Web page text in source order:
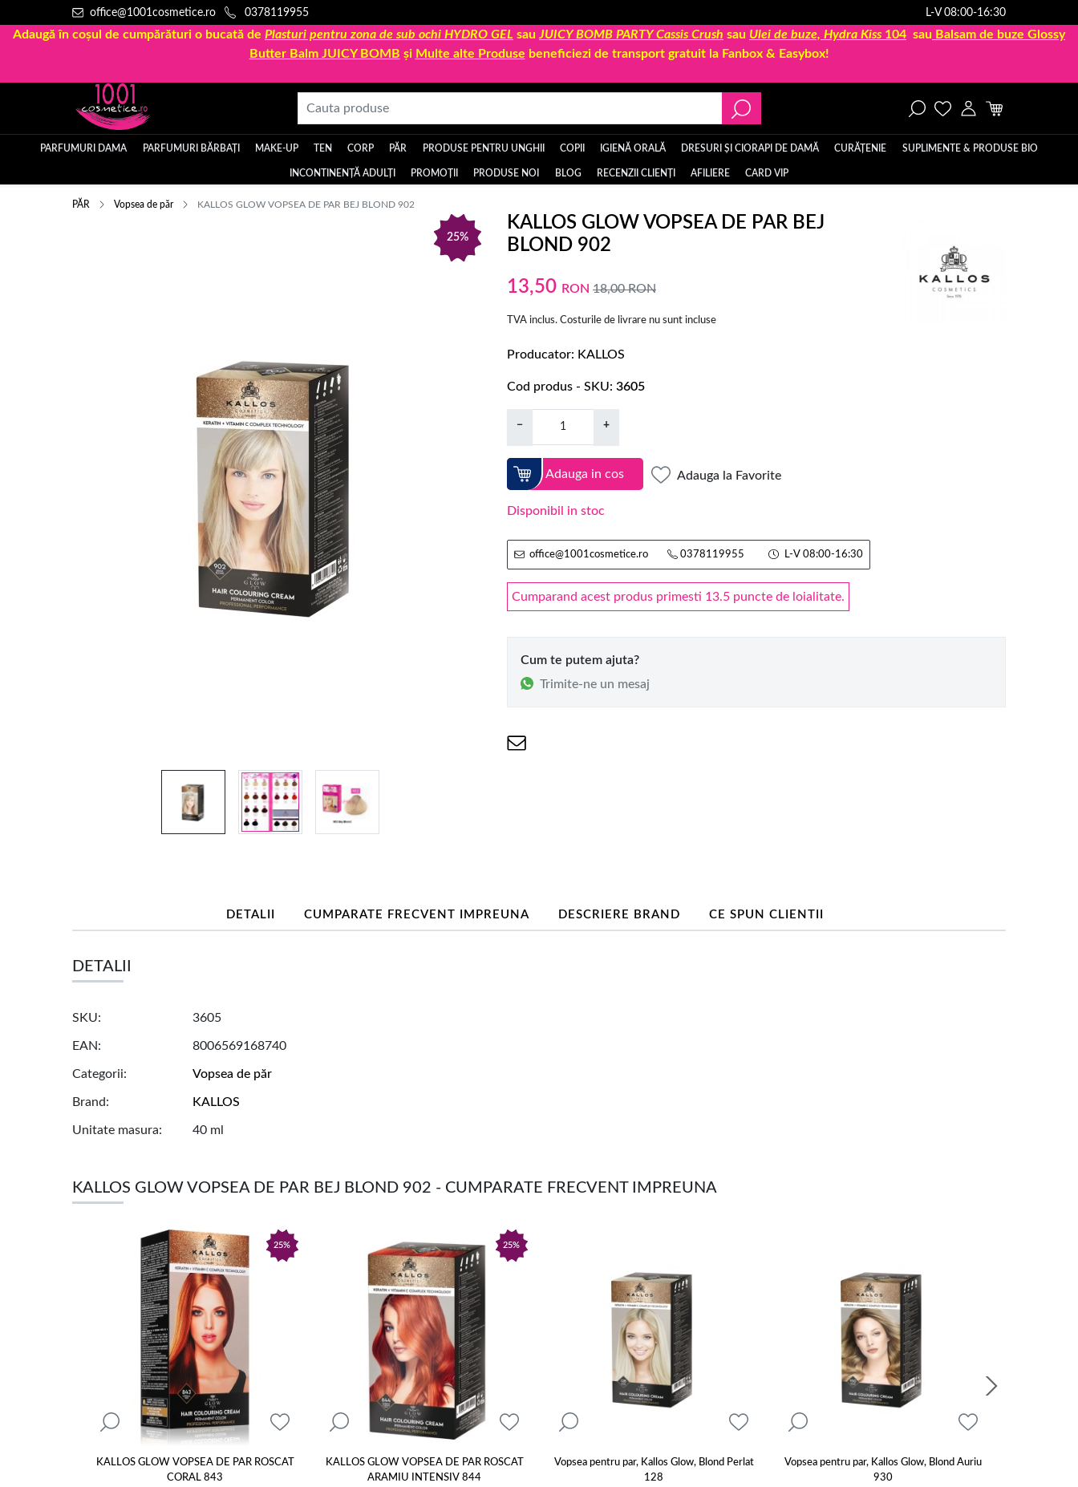
office@1001cosmetice.ro 0378119955 L-V 08:00-16:30
Adaugă în coșul de cumpărături o bucată de Plasturi pentru zona de sub ochi HYDRO GEL sau JUICY BOMB PARTY Cassis Crush sau Ulei de buze, Hydra Kiss 104 sau Balsam de buze Glossy
Butter Balm JUICY BOMB și Multe alte Produse beneficiezi de transport gratuit la Fanbox & Easybox!
PARFUMURI DAMA PARFUMURI BĂRBAȚI MAKE-UP TEN CORP PĂR PRODUSE PENTRU UNGHII COPII IGIENĂ ORALĂ DRESURI ȘI CIORAPI DE DAMĂ CURĂȚENIE SUPLIMENTE & PRODUSE BIO
INCONTINENȚĂ ADULȚI PROMOȚII PRODUSE NOI BLOG RECENZII CLIENȚI AFILIERE CARD VIP
PĂR Vopsea de păr KALLOS GLOW VOPSEA DE PAR BEJ BLOND 902
25%
KALLOS GLOW VOPSEA DE PAR BEJ
BLOND 902
13,50 RON 18,00RON
TVA inclus. Costurile de livrare nu sunt incluse
Producator KALLOS
Cod produs - SKU 3605
− +
Adauga in cos Adauga la Favorite
Disponibil in stoc
office@1001cosmetice.ro 0378119955 L-V 08:00-16:30
Cumparand acest produs primesti 13.5 puncte de loialitate.
Cum te putem ajuta?
Trimite-ne un mesaj
DETALII CUMPARATE FRECVENT IMPREUNA DESCRIERE BRAND CE SPUN CLIENTII
DETALII
SKU 3605
EAN 8006569168740
Categorii Vopsea de păr
Brand KALLOS
Unitate masura 40 ml
KALLOS GLOW VOPSEA DE PAR BEJ BLOND 902 - CUMPARATE FRECVENT IMPREUNA
25%
KALLOS GLOW VOPSEA DE PAR ROSCAT
CORAL 843
25%
KALLOS GLOW VOPSEA DE PAR ROSCAT
ARAMIU INTENSIV 844
Vopsea pentru par, Kallos Glow, Blond Perlat
128
Vopsea pentru par, Kallos Glow, Blond Auriu
930